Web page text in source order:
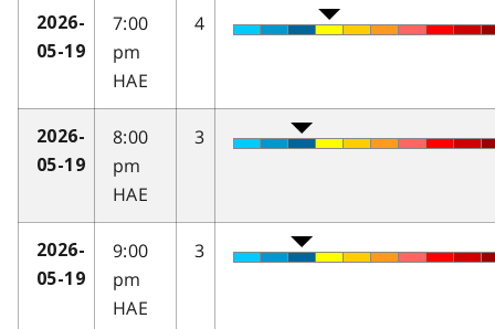
2026-
05-19
7:00
pm
HAE
4
2026-
05-19
8:00
pm
HAE
3
2026-
05-19
9:00
pm
HAE
3